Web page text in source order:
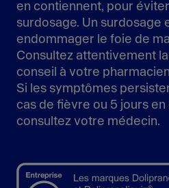
en contiennent, pour
surdosage. Un surdosage
endommager le foie de
Consultez attentivement
conseil à votre
Si les symptômes
cas de fièvre ou 5 jours en
consultez votre médecin.